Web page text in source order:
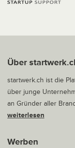
Über
startwerk.ch ist die
über junge
an Gründer aller
weiterlesen
Werben